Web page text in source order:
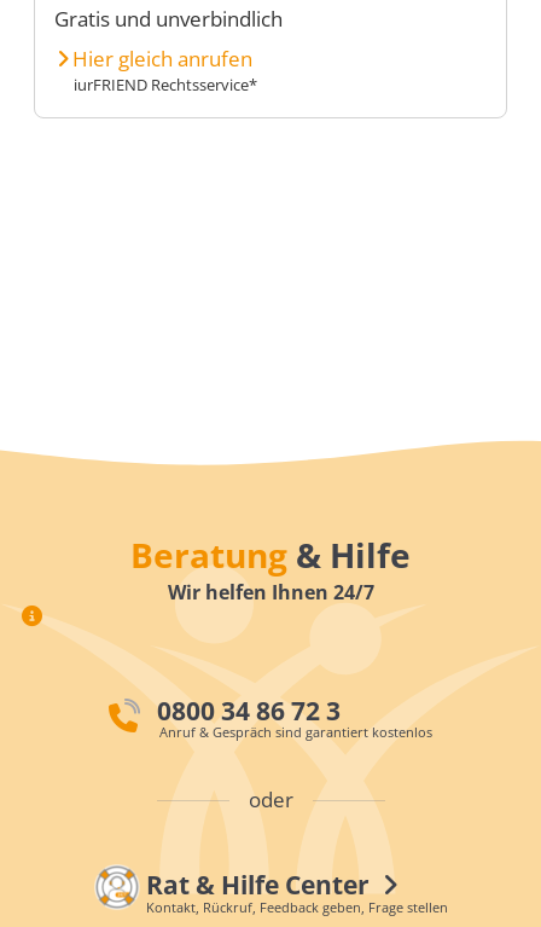
Gratis und unverbindlich
Hier gleich anrufen
iurFRIEND Rechtsservice*
Beratung & Hilfe
Wir helfen Ihnen 24/7
0800 34 86 72 3
Anruf & Gespräch sind garantiert kostenlos
oder
Rat & Hilfe Center
Kontakt, Rückruf, Feedback geben, Frage stellen